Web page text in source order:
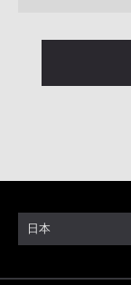
日本